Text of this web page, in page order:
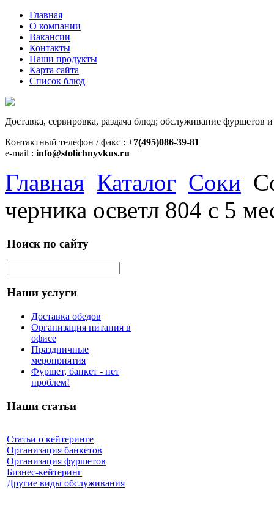
Главная
О компании
Вакансии
Контакты
Наши продукты
Карта сайта
Список блюд
Доставка, сервировка, раздача блюд; обслуживание фуршетов
Контактный телефон / факс : +7(495)086-39-81
e-mail : info@stolichnyvkus.ru
Главная Каталог Соки
черника осветл 804 с 5
Поиск по сайту
Наши услуги
Доставка обедов
Организация питания в
офисе
Праздничные
мероприятия
Фуршет, банкет - нет
проблем!
Наши статьи
Статьи о кейтеринге
Организация банкетов
Организация фуршетов
Бизнес-кейтеринг
Другие виды обслуживания